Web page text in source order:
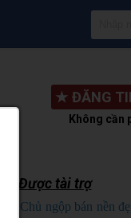
★ ĐĂNG
Không cần
Được tài trợ
Chủ ngộp bán nền